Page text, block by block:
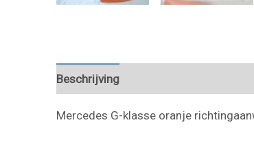
Beschrijving
Mercedes G-klasse oranje